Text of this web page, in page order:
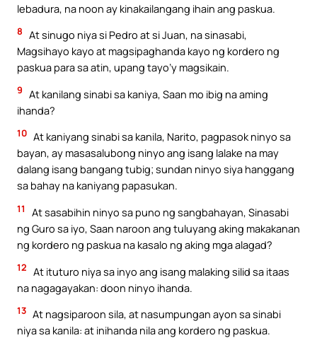
lebadura, na noon ay kinakailangang ihain ang paskua.
8 At sinugo niya si Pedro at si Juan, na sinasabi,
Magsihayo kayo at magsipaghanda kayo ng kordero ng
paskua para sa atin, upang tayo’y magsikain.
9 At kanilang sinabi sa kaniya, Saan mo ibig na aming
ihanda?
10 At kaniyang sinabi sa kanila, Narito, pagpasok ninyo sa
bayan, ay masasalubong ninyo ang isang lalake na may
dalang isang bangang tubig; sundan ninyo siya hanggang
sa bahay na kaniyang papasukan.
11
At sasabihin ninyo sa puno ng sangbahayan, Sinasabi
ng Guro sa iyo, Saan naroon ang tuluyang aking makakanan
ng kordero ng paskua na kasalo ng aking mga alagad?
12 At ituturo niya sa inyo ang isang malaking silid sa itaas
na nagagayakan: doon ninyo ihanda.
13 At nagsiparoon sila, at nasumpungan ayon sa sinabi
niya sa kanila: at inihanda nila ang kordero ng paskua.